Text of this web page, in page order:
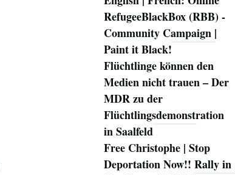
RefugeeBlackBox (RBB) -
Community Campaign |
Paint it Black!
Flüchtlinge können den
Medien nicht trauen – Der
MDR zu der
Flüchtlingsdemonstration
in Saalfeld
Free Christophe | Stop
Deportation Now!! Rally in